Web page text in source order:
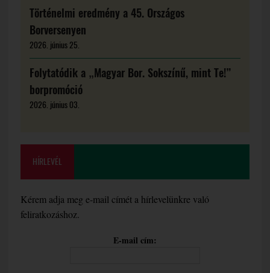
Történelmi eredmény a 45. Országos
Borversenyen
2026. június 25.
Folytatódik a „Magyar Bor. Sokszínű, mint Te!”
borpromóció
2026. június 03.
HÍRLEVÉL
Kérem adja meg e-mail címét a hírlevelünkre való
feliratkozáshoz.
E-mail cím: